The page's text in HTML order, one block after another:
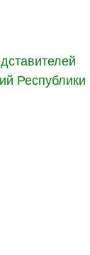
Республики